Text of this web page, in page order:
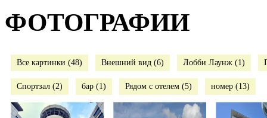
ФОТОГРАФИИ
Все картинки (48) Внешний вид (6) Лобби Лаунж (1)
Спортзал (2) бар (1) Рядом с отелем (5) номер (13)